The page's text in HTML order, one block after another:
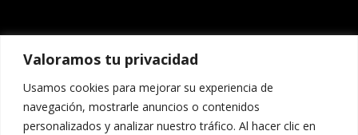
Valoramos tu privacidad
Usamos cookies para mejorar su experiencia de
navegación, mostrarle anuncios o contenidos
personalizados y analizar nuestro tráfico. Al hacer clic en